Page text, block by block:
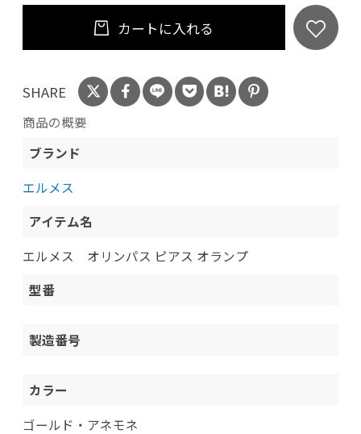
カートに入れる
SHARE
商品の概要
ブランド
エルメス
アイテム名
エルメス オリンパス ピアス オランプ
型番
製造番号
カラー
ゴールド・アネモネ